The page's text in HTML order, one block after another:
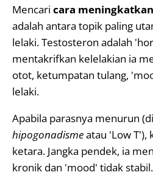
Mencari cara
adalah antara topik paling
lelaki. Testosteron adalah
mentakrifkan kelelakian ia
otot, ketumpatan tulang,
lelaki.
Apabila parasnya menurun
hipogonadismeatau 'Low T'),
ketara. Jangka pendek, ia
kronik dan 'mood' tidak stabil.